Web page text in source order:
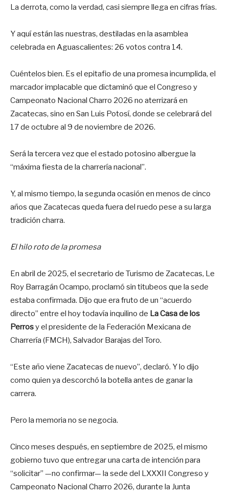
La derrota, como la verdad, casi siempre llega en cifras frías.
Y aquí están las nuestras, destiladas en la asamblea
celebrada en Aguascalientes: 26 votos contra 14.
Cuéntelos bien. Es el epitafio de una promesa incumplida, el
marcador implacable que dictaminó que el Congreso y
Campeonato Nacional Charro 2026 no aterrizará en
Zacatecas, sino en San Luis Potosí, donde se celebrará del
17 de octubre al 9 de noviembre de 2026.
Será la tercera vez que el estado potosino albergue la
“máxima fiesta de la charrería nacional”.
Y, al mismo tiempo, la segunda ocasión en menos de cinco
años que Zacatecas queda fuera del ruedo pese a su larga
tradición charra.
El hilo roto de la promesa
En abril de 2025, el secretario de Turismo de Zacatecas, Le
Roy Barragán Ocampo, proclamó sin titubeos que la sede
estaba confirmada. Dijo que era fruto de un “acuerdo
directo” entre el hoy todavía inquilino de La Casa de los
Perrosy el presidente de la Federación Mexicana de
Charrería (FMCH), Salvador Barajas del Toro.
“Este año viene Zacatecas de nuevo”, declaró. Y lo dijo
como quien ya descorchó la botella antes de ganar la
carrera.
Pero la memoria no se negocia.
Cinco meses después, en septiembre de 2025, el mismo
gobierno tuvo que entregar una carta de intención para
“solicitar” —no confirmar— la sede del LXXXII Congreso y
Campeonato Nacional Charro 2026, durante la Junta